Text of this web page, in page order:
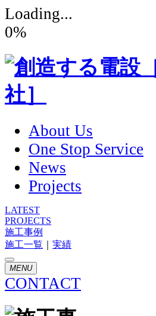
Loading...
0%
About Us
One Stop Service
News
Projects
LATEST
PROJECTS
施工事例
施工一覧
実績
MENU
CONTACT